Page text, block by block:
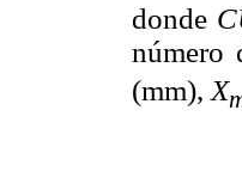
donde
número
(mm),X